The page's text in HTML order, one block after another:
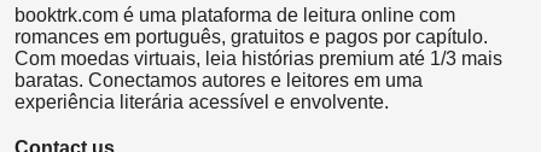
booktrk.com é uma plataforma de leitura online com
romances em português, gratuitos e pagos por capítulo.
Com moedas virtuais, leia histórias premium até 1/3 mais
baratas. Conectamos autores e leitores em uma
experiência literária acessível e envolvente.
Contact us